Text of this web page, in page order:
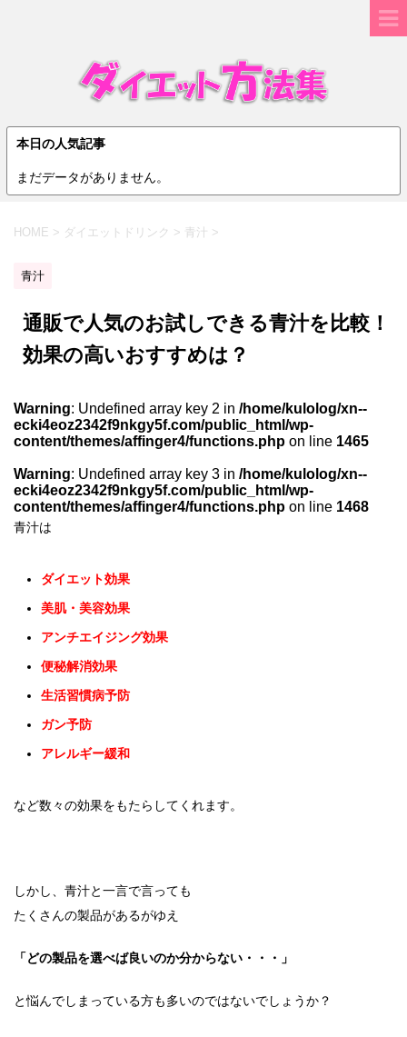
本日の人気記事
まだデータがありません。
HOME > ダイエットドリンク > 青汁 >
青汁
通販で人気のお試しできる青汁を比較！
効果の高いおすすめは？
Warning: Undefined array key 2 in /home/kulolog/xn--
ecki4eoz2342f9nkgy5f.com/public_html/wp-
content/themes/affinger4/functions.php on line 1465
Warning: Undefined array key 3 in /home/kulolog/xn--
ecki4eoz2342f9nkgy5f.com/public_html/wp-
content/themes/affinger4/functions.php on line 1468
青汁は
ダイエット効果
美肌・美容効果
アンチエイジング効果
便秘解消効果
生活習慣病予防
ガン予防
アレルギー緩和
など数々の効果をもたらしてくれます。
しかし、青汁と一言で言っても
たくさんの製品があるがゆえ
「どの製品を選べば良いのか分からない・・・」
と悩んでしまっている方も多いのではないでしょうか？